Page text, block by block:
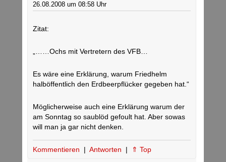
26.08.2008 um 08:58 Uhr
Zitat:
„……Ochs mit Vertretern des VFB…
Es wäre eine Erklärung, warum Friedhelm
halböffentlich den Erdbeerpflücker gegeben hat.“
Möglicherweise auch eine Erklärung warum der
am Sonntag so saublöd gefoult hat. Aber sowas
will man ja gar nicht denken.
Kommentieren | Antworten | ⇑ Top